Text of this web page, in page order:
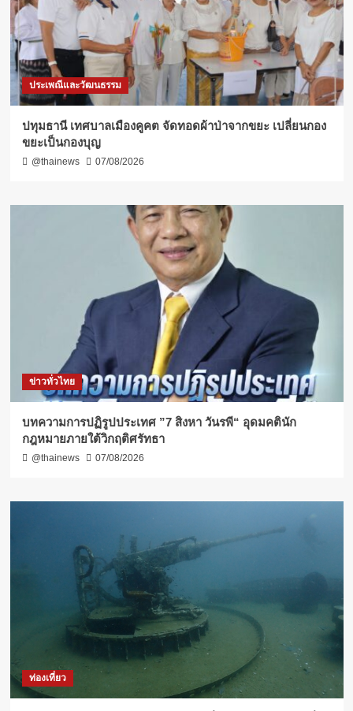
ประเพณีและวัฒนธรรม
ปทุมธานี เทศบาลเมืองคูคต จัดทอดผ้าป่าจากขยะ เปลี่ยนกอง
ขยะเป็นกองบุญ
@thainews 07/08/2026
ข่าวทั่วไทย
บทความการปฏิรูปประเทศ ”7 สิงหา วันรพี“ อุดมคตินัก
กฎหมายภายใต้วิกฤติศรัทธา
@thainews 07/08/2026
ท่องเที่ยว